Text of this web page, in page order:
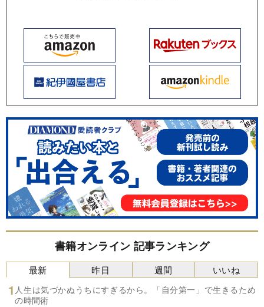
書籍オンライン 記事ランキング
最新
人生は気づかぬうちにすぎるから。「自分第一」で生きるため
の時間術
昨日 週間 いいね